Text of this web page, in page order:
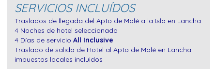
SERVICIOS INCLUÍDOS
Traslados de llegada del Apto de Malé a la Isla en Lancha
4 Noches de hotel seleccionado
4 Días de servicio All Inclusive
Traslado de salida de Hotel al Apto de Malé en Lancha
impuestos locales incluidos